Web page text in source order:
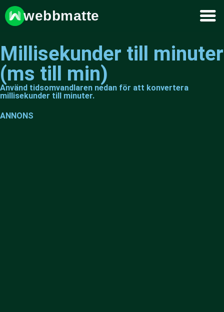
webbmatte
Millisekunder till minuter
(ms till min)
Använd tidsomvandlaren nedan för att konvertera
millisekunder till minuter.
ANNONS